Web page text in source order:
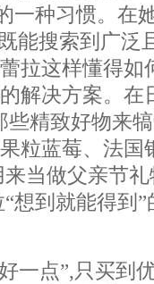
一种习惯。在
能搜索到广泛
拉这样懂得如
解决方案。在
些精致好物来
粒蓝莓、法国
当做父亲节
想到就能得到
一点”,只买到